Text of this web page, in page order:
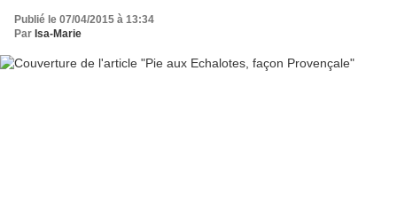
Publié le 07/04/2015 à 13:34
Par Isa-Marie